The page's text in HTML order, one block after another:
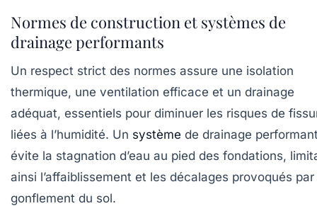
Normes de construction et systèmes de
drainage performants
Un respect strict des normes assure une isolation
thermique, une ventilation efficace et un drainage
adéquat, essentiels pour diminuer les risques de
liées à l’humidité. Un système de drainage
évite la stagnation d’eau au pied des fondations,
ainsi l’affaiblissement et les décalages provoqués par
gonflement du sol.